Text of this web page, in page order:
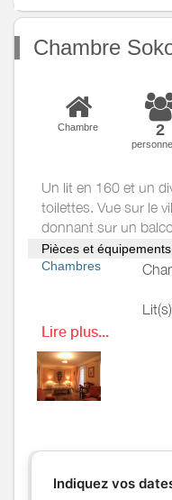
Chambre
Chambre 2
Un lit en 160 et un
toilettes. Vue sur le
donnant sur un
Pièces et
Chambres
Salle de
bains/Salle
WC
Lire plus...
Indiquez vos